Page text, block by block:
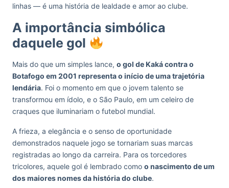
linhas — é uma história de lealdade e amor ao clube.
A importância simbólica
daquele gol
Mais do que um simples lance, o gol de Kaká contra o
Botafogo em 2001 representa o início de uma trajetória
lendária. Foi o momento em que o jovem talento se
transformou em ídolo, e o São Paulo, em um celeiro de
craques que iluminariam o futebol mundial.
A frieza, a elegância e o senso de oportunidade
demonstrados naquele jogo se tornariam suas marcas
registradas ao longo da carreira. Para os torcedores
tricolores, aquele gol é lembrado como o nascimento de um
dos maiores nomes da história do clube.